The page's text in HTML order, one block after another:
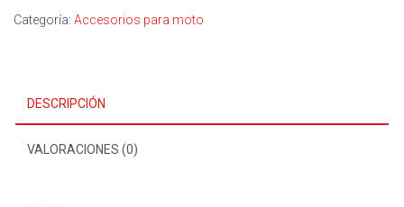
Categoría: Accesorios para moto
DESCRIPCIÓN
VALORACIONES (0)